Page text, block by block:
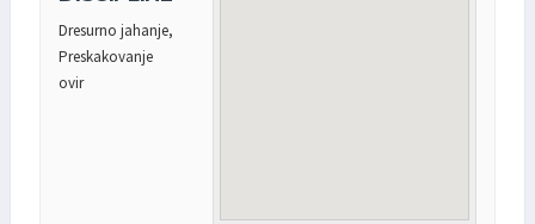
Dresurno jahanje,
Preskakovanje
ovir